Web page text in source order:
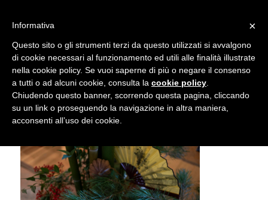
Mostra Feste d’inverno 2018
accetta l'uso dei cookies previsto nella pagina dedicata.
Fai clic per abilitare/disabilitare il tracciamento di
Google Analytics.
OK Privacy e cookie policy
×
Informativa
Questo sito o gli strumenti terzi da questo utilizzati si avvalgono
di cookie necessari al funzionamento ed utili alle finalità illustrate
nella cookie policy. Se vuoi saperne di più o negare il consenso
a tutti o ad alcuni cookie, consulta la cookie policy
Chiudendo questo banner, scorrendo questa pagina, cliccando
su un link o proseguendo la navigazione in altra maniera,
acconsenti all’uso dei cookie.